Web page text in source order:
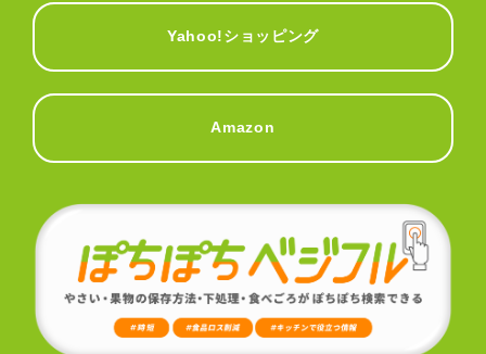
Yahoo!ショッピング
Amazon